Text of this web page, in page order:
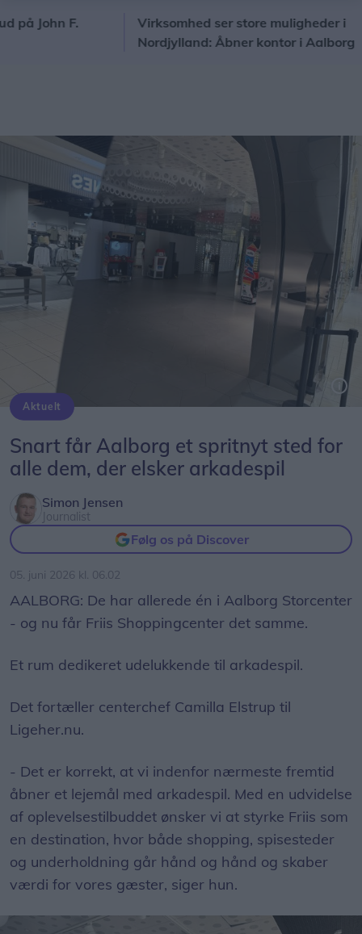
F.
Virksomhed ser store muligheder i
Nordjylland: Åbner kontor i Aalborg
Aktuelt
Snart får Aalborg et spritnyt sted for
alle dem, der elsker arkadespil
Simon Jensen
Journalist
Følg os på Discover
05. juni 2026 kl. 06.02
AALBORG: De har allerede én i Aalborg Storcenter
- og nu får Friis Shoppingcenter det samme.
Et rum dedikeret udelukkende til arkadespil.
Det fortæller centerchef Camilla Elstrup til
Ligeher.nu.
- Det er korrekt, at vi indenfor nærmeste fremtid
åbner et lejemål med arkadespil. Med en udvidelse
af oplevelsestilbuddet ønsker vi at styrke Friis som
en destination, hvor både shopping, spisesteder
og underholdning går hånd og hånd og skaber
værdi for vores gæster, siger hun.